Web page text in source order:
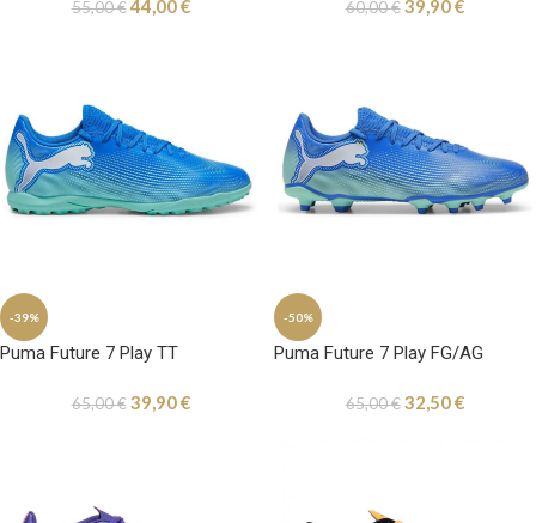
55,00€44,00€ 60,00€ 39,90€
-39%
Puma Future 7 Play TT
65,00€ 39,90€
-50%
Puma Future 7 Play FG/AG
65,00€ 32,50€